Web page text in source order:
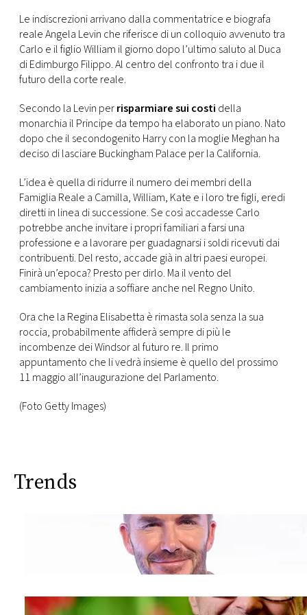
Le indiscrezioni arrivano dalla commentatrice e biografa
reale Angela Levin che riferisce di un colloquio avvenuto tra
Carlo e il figlio William il giorno dopo l’ultimo saluto al Duca
di Edimburgo Filippo. Al centro del confronto tra i due il
futuro della corte reale.
Secondo la Levin perrisparmiare sui costi della
monarchia il Principe da tempo ha elaborato un piano. Nato
dopo che il secondogenito Harry con la moglie Meghan ha
deciso di lasciare Buckingham Palace per la California.
L’idea è quella di ridurre il numero dei membri della
Famiglia Reale a Camilla, William, Kate e i loro tre figli, eredi
diretti in linea di successione. Se così accadesse Carlo
potrebbe anche invitare i propri familiari a farsi una
professione e a lavorare per guadagnarsi i soldi ricevuti dai
contribuenti. Del resto, accade già in altri paesi europei.
Finirà un’epoca? Presto per dirlo. Ma il vento del
cambiamento inizia a soffiare anche nel Regno Unito.
Ora che la Regina Elisabetta è rimasta sola senza la sua
roccia, probabilmente affiderà sempre di più le
incombenze dei Windsor al futuro re. Il primo
appuntamento che li vedrà insieme è quello del prossimo
11 maggio all’inaugurazione del Parlamento.
(Foto Getty Images)
Trends